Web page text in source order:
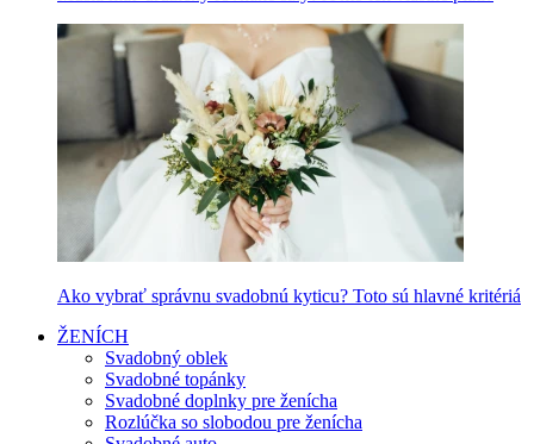
Ako vybrať správnu svadobnú kyticu? Toto sú hlavné kritériá
ŽENÍCH
Svadobný oblek
Svadobné topánky
Svadobné doplnky pre ženícha
Rozlúčka so slobodou pre ženícha